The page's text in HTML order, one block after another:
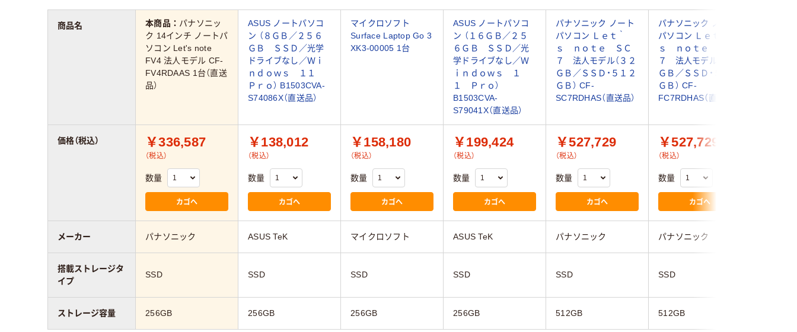
本商品： パナソニッ
ク 14インチ ノートパ
ソコン Let's note
FV4 法人モデル CF-
FV4RDAAS 1台（直送
品）
ASUS ノートパソコ
ン （８ＧＢ／２５６
ＧＢ ＳＳＤ／光学
ドライブなし／Ｗｉ
ｎｄｏｗｓ １１
Ｐｒｏ） B1503CVA-
S74086X（直送品）
マイクロソフト
Surface Laptop Go 3
XK3-00005 1台
ASUS ノートパソコ
ン （１６ＧＢ／２５
６ＧＢ ＳＳＤ／光
学ドライブなし／Ｗ
ｉｎｄｏｗｓ １
１ Ｐｒｏ）
B1503CVA-
S79041X（直送品）
パナソニック ノート
パソコン Ｌｅｔ｀
ｓ ｎｏｔｅ ＳＣ
７ 法人モデル（３２
ＧＢ／ＳＳＤ・５１２
ＧＢ） CF-
SC7RDHAS（直送品）
パナソニック ノート
パソコン Ｌｅｔ｀
ｓ ｎｏｔｅ ＦＣ
７ 法人モデル（３２
ＧＢ／ＳＳＤ・５１２
ＧＢ） CF-
FC7RDHAS（直送品）
￥336,587
（税込）
数量
カゴへ
￥138,012
（税込）
数量
カゴへ
￥158,180
（税込）
数量
カゴへ
￥199,424
（税込）
数量
カゴへ
￥527,729
（税込）
数量
カゴへ
￥527,729
（税込）
数量
カゴへ
パナソニック ASUS TeK マイクロソフト ASUS TeK パナソニック パナソニック
SSD SSD SSD SSD SSD SSD
256GB 256GB 256GB 256GB 512GB 512GB
商品名
価格（税込）
メーカー
搭載ストレージタ
イプ
ストレージ容量